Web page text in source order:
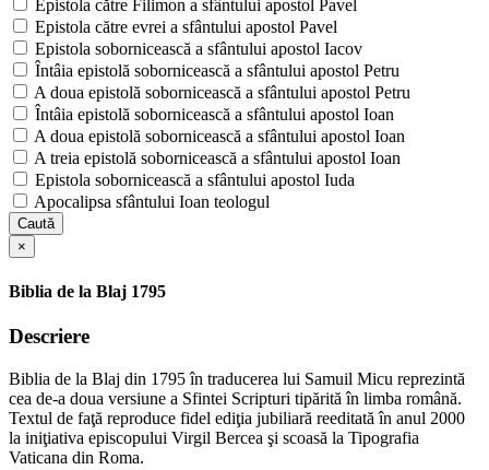
Epistola către Filimon a sfântului apostol Pavel
Epistola către evrei a sfântului apostol Pavel
Epistola sobornicească a sfântului apostol Iacov
Întâia epistolă sobornicească a sfântului apostol Petru
A doua epistolă sobornicească a sfântului apostol Petru
Întâia epistolă sobornicească a sfântului apostol Ioan
A doua epistolă sobornicească a sfântului apostol Ioan
A treia epistolă sobornicească a sfântului apostol Ioan
Epistola sobornicească a sfântului apostol Iuda
Apocalipsa sfântului Ioan teologul
Caută
×
Biblia de la Blaj 1795
Descriere
Biblia de la Blaj din 1795 în traducerea lui Samuil Micu reprezintă
cea de-a doua versiune a Sfintei Scripturi tipărită în limba română.
Textul de faţă reproduce fidel ediţia jubiliară reeditată în anul 2000
la iniţiativa episcopului Virgil Bercea şi scoasă la Tipografia
Vaticana din Roma.